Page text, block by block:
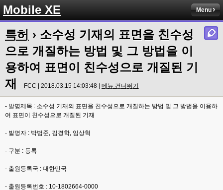
Mobile XE Menu
특허 › 소수성 기재의 표면을 친수성
으로 개질하는 방법 및 그 방법을 이
용하여 표면이 친수성으로 개질된 기
재
FCC | 2018.03.15 14:03:48 | 메뉴 건너뛰기
- 발명제목 : 소수성 기재의 표면을 친수성으로 개질하는 방법 및 그 방법을 이용하
여 표면이 친수성으로 개질된 기재
- 발명자 : 박범준, 김경학, 임상혁
- 구분 : 등록
- 출원등록국 : 대한민국
- 출원등록번호 : 10-1802664-0000